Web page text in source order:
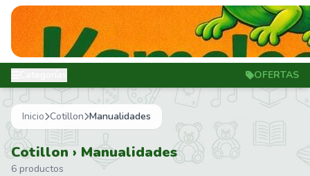
OFERTAS
Inicio Cotillon Manualidades
Cotillon › Manualidades
6 productos